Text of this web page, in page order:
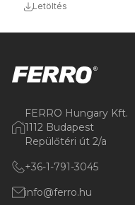
Letöltés
FERRO Hungary Kft.
1112 Budapest
Repülőtéri út 2/a
+36-1-791-3045
info@ferro.hu